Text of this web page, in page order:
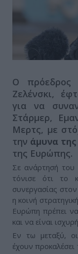
Ο πρόεδρος
Ζελένσκι,
για να
Στάρμερ,
Μερτς, με
την άμυνα
της Ευρώπης.
Σε ανάρτησή του
τόνισε ότι το
συνεργασίας
η κοινή
Ευρώπη πρέπει
και να είναι
Εν τω μεταξύ,
έχουν